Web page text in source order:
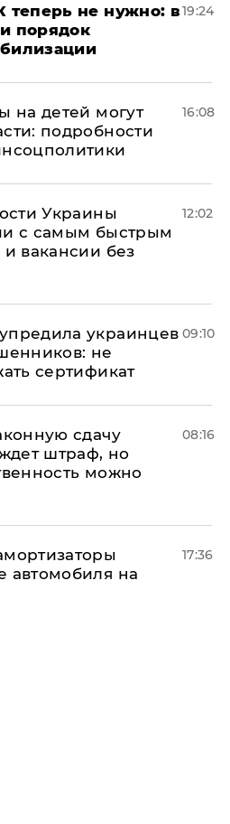
теперь не нужно: в
порядок
19:24
на детей могут
подробности
16:08
Украины
с самым быстрым
и вакансии без
12:02
украинцев
не
сертификат
09:10
сдачу
штраф, но
можно
08:16
автомобиля на
17:36